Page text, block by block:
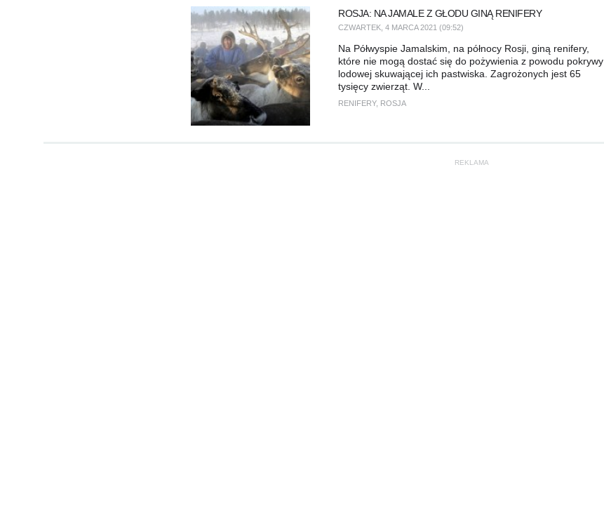
ROSJA: NA JAMALE Z GŁODU GINĄ RENIFERY
CZWARTEK, 4 MARCA 2021 (09:52)
Na Półwyspie Jamalskim, na północy Rosji, giną renifery,
które nie mogą dostać się do pożywienia z powodu pokrywy
lodowej skuwającej ich pastwiska. Zagrożonych jest 65
tysięcy zwierząt. W...
RENIFERY, ROSJA
REKLAMA